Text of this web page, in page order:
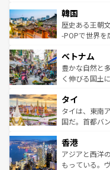
ワイを、存分に味わって
はコンテンツ
いる。アクテ
ビング、ハイ
い。オースト
参照してほしい
ン）、静ひつ
と山間の静け
驚きをもたら
容にもいいと
照してほしい。
韓国
歴史ある王朝
-POPで世界を
き、地方に足
できる。そし
まで、さまざ
リティに包ま
覧を参照して
ベトナム
豊かな自然と
く伸びる国土
急速な発展と
ーチミン市の
醸し出してい
とつ。フォー
ひ現地で味わ
が旅行者を迎
タイ
タイは、東南
国だ。首都バ
の活気が交差
帯で自然と触
いビーチでリ
香港
アジアと西洋
もっている。